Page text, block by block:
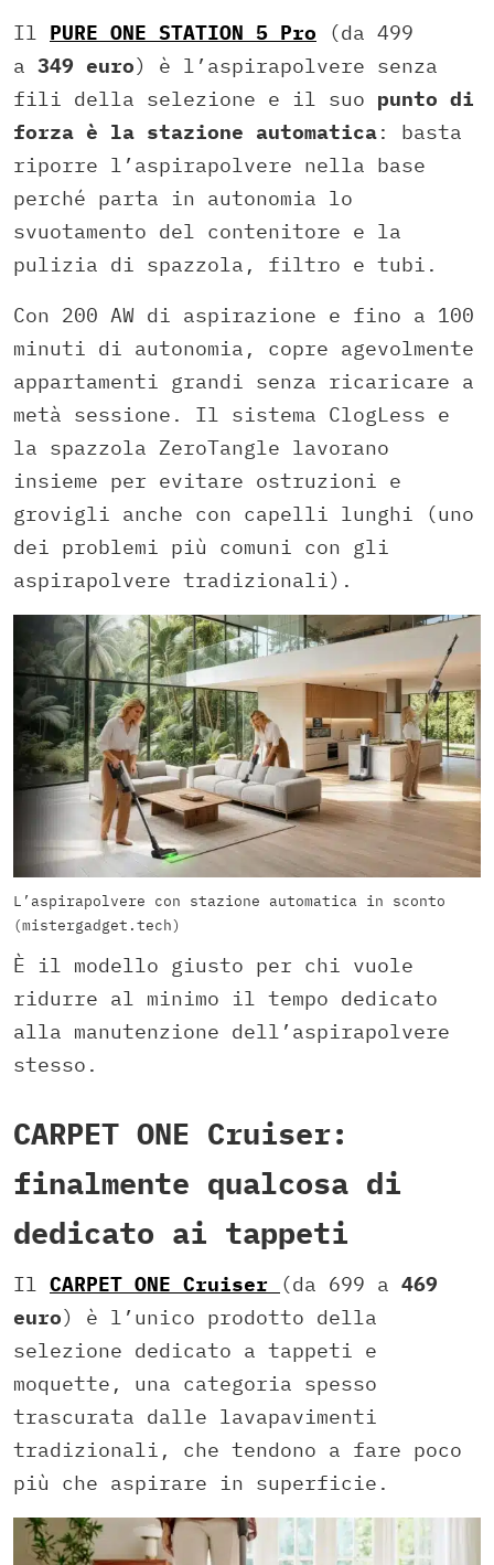
Il PURE ONE STATION 5 Pro (da 499
a 349 euro) è l’aspirapolvere senza
fili della selezione e il suo punto di
forza è la stazione automatica: basta
riporre l’aspirapolvere nella base
perché parta in autonomia lo
svuotamento del contenitore e la
pulizia di spazzola, filtro e tubi.
Con 200 AW di aspirazione e fino a 100
minuti di autonomia, copre agevolmente
appartamenti grandi senza ricaricare a
metà sessione. Il sistema ClogLess e
la spazzola ZeroTangle lavorano
insieme per evitare ostruzioni e
grovigli anche con capelli lunghi (uno
dei problemi più comuni con gli
aspirapolvere tradizionali).
L’aspirapolvere con stazione automatica in sconto
(mistergadget.tech)
È il modello giusto per chi vuole
ridurre al minimo il tempo dedicato
alla manutenzione dell’aspirapolvere
stesso.
CARPET ONE Cruiser:
finalmente qualcosa di
dedicato ai tappeti
Il CARPET ONE Cruiser (da 699 a 469
euro) è l’unico prodotto della
selezione dedicato a tappeti e
moquette, una categoria spesso
trascurata dalle lavapavimenti
tradizionali, che tendono a fare poco
più che aspirare in superficie.